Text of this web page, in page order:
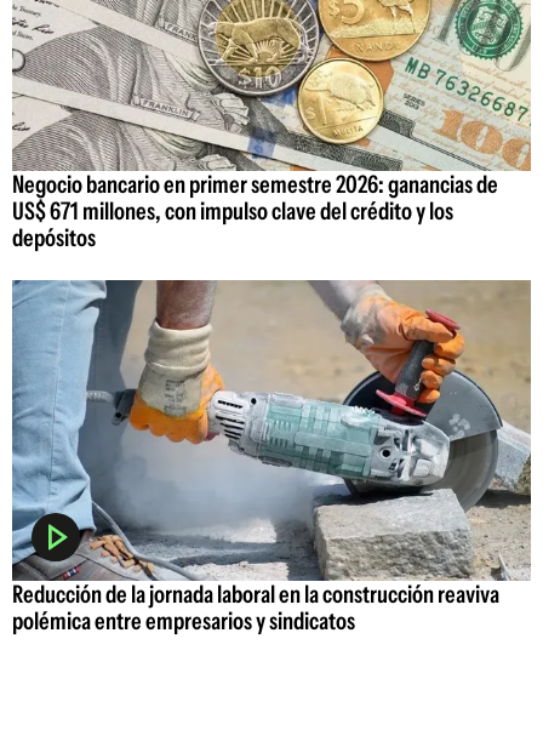
Negocio bancario en primer semestre 2026: ganancias de
US$ 671 millones, con impulso clave del crédito y los
depósitos
Reducción de la jornada laboral en la construcción reaviva
polémica entre empresarios y sindicatos